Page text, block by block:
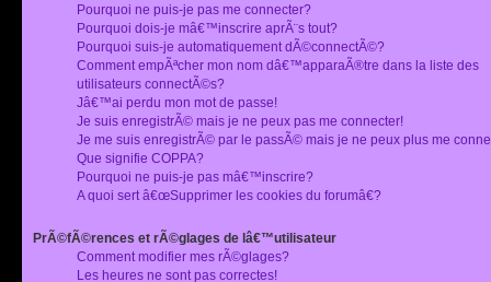
Pourquoi ne puis-je pas me connecter?
Pourquoi dois-je mâ€™inscrire aprÃ¨s tout?
Pourquoi suis-je automatiquement dÃ©connectÃ©?
Comment empÃªcher mon nom dâ€™apparaÃ®tre dans la liste des
utilisateurs connectÃ©s?
Jâ€™ai perdu mon mot de passe!
Je suis enregistrÃ© mais je ne peux pas me connecter!
Je me suis enregistrÃ© par le passÃ© mais je ne peux plus me
Que signifie COPPA?
Pourquoi ne puis-je pas mâ€™inscrire?
A quoi sert â€œSupprimer les cookies du forumâ€?
PrÃ©fÃ©rences et rÃ©glages de lâ€™utilisateur
Comment modifier mes rÃ©glages?
Les heures ne sont pas correctes!